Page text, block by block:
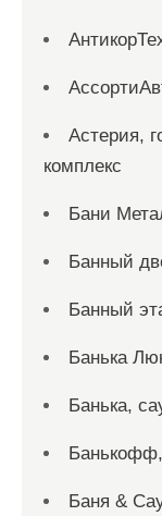
Астерия,
комплекс
Бани
Банный
Банный
Банька
Банька,
Баня &